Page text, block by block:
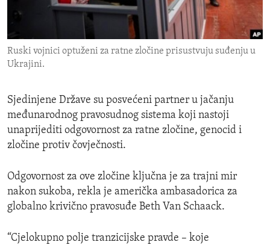
ENVIRONMENT AND HEALTH
IDEALS AND INSTITUTIONS
Ruski vojnici optuženi za ratne zločine prisustvuju suđenju u
Ukrajini.
Sjedinjene Države su posvećeni partner u jačanju
međunarodnog pravosudnog sistema koji nastoji
unaprijediti odgovornost za ratne zločine, genocid i
zločine protiv čovječnosti.
Odgovornost za ove zločine ključna je za trajni mir
nakon sukoba, rekla je američka ambasadorica za
globalno krivično pravosuđe Beth Van Schaack.
“Cjelokupno polje tranzicijske pravde – koje